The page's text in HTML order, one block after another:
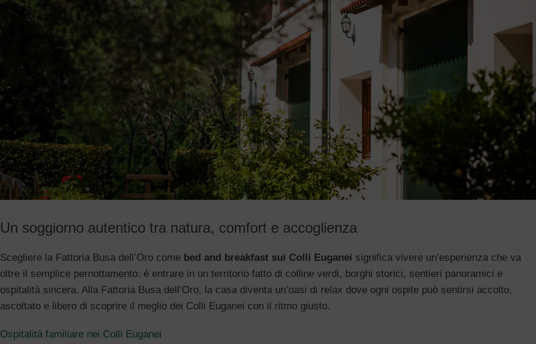
Un soggiorno autentico tra natura, comfort e accoglienza
Scegliere la Fattoria Busa dell’Oro come bed and breakfast sui Colli Euganei significa vivere un’esperienza che va
oltre il semplice pernottamento: è entrare in un territorio fatto di colline verdi, borghi storici, sentieri panoramici e
ospitalità sincera. Alla Fattoria Busa dell’Oro, la casa diventa un’oasi di relax dove ogni ospite può sentirsi accolto,
ascoltato e libero di scoprire il meglio dei Colli Euganei con il ritmo giusto.
Ospitalità familiare nei Colli Euganei